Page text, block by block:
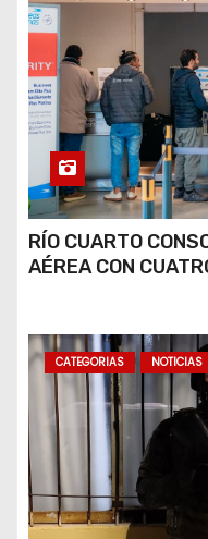
RÍO CUARTO
AÉREA CON
CATEGORIAS NOTICIAS